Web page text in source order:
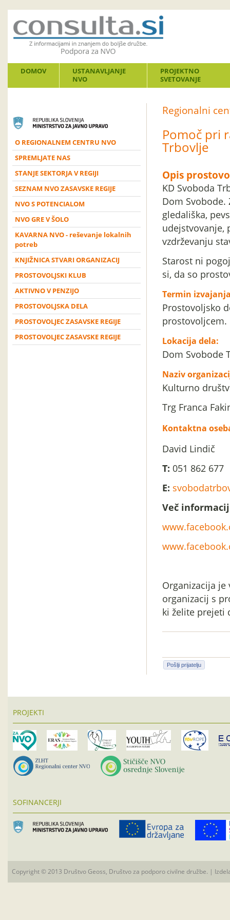
DOMOV
USTANAVLJANJE
NVO
PROJEKTNO
SVETOVANJE
O REGIONALNEM CENTRU NVO
SPREMLJATE NAS
STANJE SEKTORJA V REGIJI
SEZNAM NVO ZASAVSKE REGIJE
NVO S POTENCIALOM
NVO GRE V ŠOLO
KAVARNA NVO - reševanje lokalnih
potreb
KNJIŽNICA STVARI ORGANIZACIJ
PROSTOVOLJSKI KLUB
AKTIVNO V PENZIJO
PROSTOVOLJSKA DELA
PROSTOVOLJEC ZASAVSKE REGIJE
PROSTOVOLJEC ZASAVSKE REGIJE
Regionalni
Pomoč pri
Trbovlje
Opis
KD Svoboda
Dom
gledališka,
udejstvovanje,
vzdrževanju
Starost ni
si, da so
Termin
Prostovoljsko
Lokacija dela:
Dom Svobode
Naziv
Kulturno
Trg Franca
Kontaktna
David Lindič
T: 051 862 677
E:
Več
Organizacija
organizacij s
ki želite prejeti
Pošlji prijatelju
PROJEKTI
SOFINANCERJI
Copyright © 2013 Društvo Geoss, Društvo za podporo civilne družbe. |